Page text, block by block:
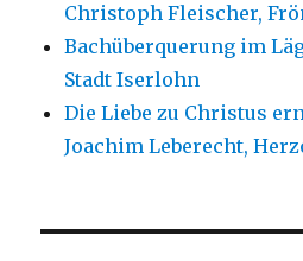
Christoph Fleischer,
Bachüberquerung im
Stadt Iserlohn
Die Liebe zu Christus
Joachim Leberecht,